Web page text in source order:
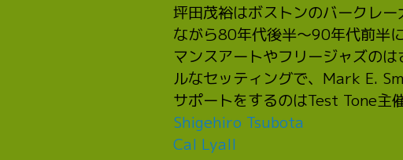
坪田茂裕はボストンのバークレ
ながら80年代後半～90年代前半
マンスアートやフリージャズの
ルなセッティングで、Mark E.
サポートをするのはTest Tone主
Shigehiro Tsubota
Cal Lyall